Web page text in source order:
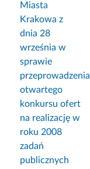
Miasta
Krakowa z
dnia 28
września w
sprawie
przeprowadzenia
otwartego
konkursu ofert
na realizację w
roku 2008
zadań
publicznych